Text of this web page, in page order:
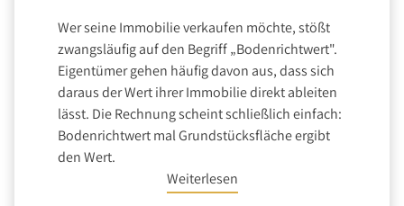
Wer seine Immobilie verkaufen möchte, stößt
zwangsläufig auf den Begriff „Bodenrichtwert".
Eigentümer gehen häufig davon aus, dass sich
daraus der Wert ihrer Immobilie direkt ableiten
lässt. Die Rechnung scheint schließlich einfach:
Bodenrichtwert mal Grundstücksfläche ergibt
den Wert.
Weiterlesen